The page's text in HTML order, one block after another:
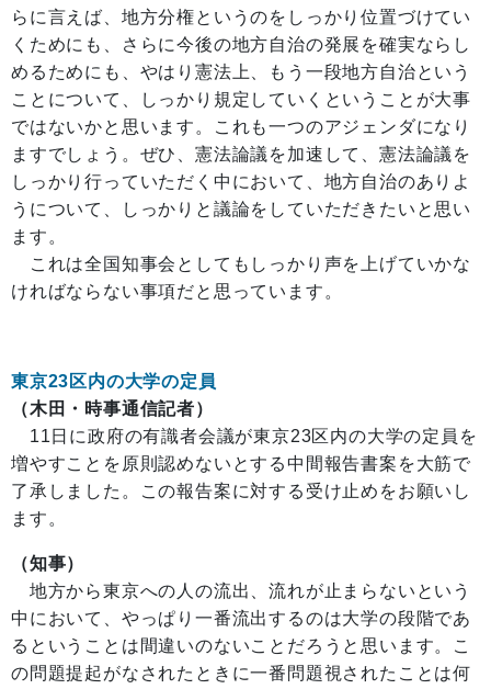
らに言えば、地方分権というのをしっかり位置づけてい
くためにも、さらに今後の地方自治の発展を確実ならし
めるためにも、やはり憲法上、もう一段地方自治という
ことについて、しっかり規定していくということが大事
ではないかと思います。これも一つのアジェンダになり
ますでしょう。ぜひ、憲法論議を加速して、憲法論議を
しっかり行っていただく中において、地方自治のありよ
うについて、しっかりと議論をしていただきたいと思い
ます。
これは全国知事会としてもしっかり声を上げていかな
ければならない事項だと思っています。
東京23 区内の大学の定員
（木田・時事通信記者）
11日に政府の有識者会議が東京23区内の大学の定員を
増やすことを原則認めないとする中間報告書案を大筋で
了承しました。この報告案に対する受け止めをお願いし
ます。
（知事）
地方から東京への人の流出、流れが止まらないという
中において、やっぱり一番流出するのは大学の段階であ
るということは間違いのないことだろうと思います。こ
の問題提起がなされたときに一番問題視されたことは何